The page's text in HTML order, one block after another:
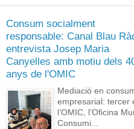
Consum socialment
responsable: Canal Blau
entrevista Josep Maria
Canyelles amb motiu dels
anys de l'OMIC
Mediació en
empresarial: tercer
l’OMIC, l’Oficina
Consumi...